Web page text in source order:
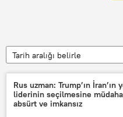
Tarih aralığı belirle
Rus uzman: Trump’ın İran’ın
liderinin seçilmesine
absürt ve imkansız